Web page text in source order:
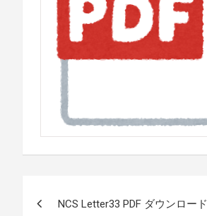
NCS Letter33 PDF ダウンロード